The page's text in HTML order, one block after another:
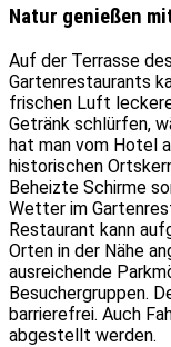
Natur genießen
Auf der Terrasse
Gartenrestaurants
frischen Luft
Getränk schlürfen,
hat man vom Hotel
historischen
Beheizte Schirme
Wetter im
Restaurant kann
Orten in der Nähe
ausreichende
Besuchergruppen.
barrierefrei. Auch
abgestellt werden.